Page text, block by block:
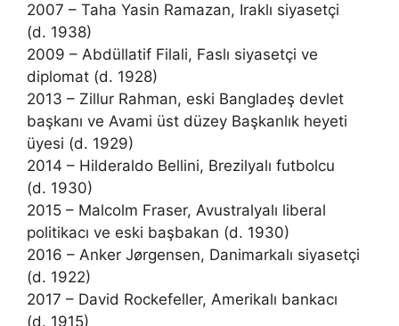
2007 – Taha Yasin Ramazan, Iraklı siyasetçi
(d. 1938)
2009 – Abdüllatif Filali, Faslı siyasetçi ve
diplomat (d. 1928)
2013 – Zillur Rahman, eski Bangladeş devlet
başkanı ve Avami üst düzey Başkanlık heyeti
üyesi (d. 1929)
2014 – Hilderaldo Bellini, Brezilyalı futbolcu
(d. 1930)
2015 – Malcolm Fraser, Avustralyalı liberal
politikacı ve eski başbakan (d. 1930)
2016 – Anker Jørgensen, Danimarkalı siyasetçi
(d. 1922)
2017 – David Rockefeller, Amerikalı bankacı
(d. 1915)